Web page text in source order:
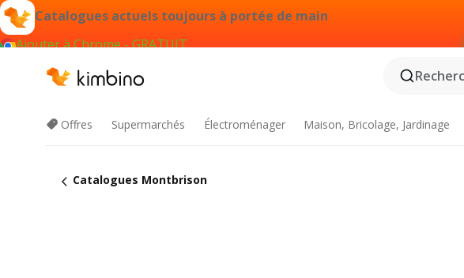
Catalogues actuels toujours à portée de main
Ajouter à Chrome - GRATUIT
Offres Supermarchés Électroménager Maison, Bricolage, Jardinage
Catalogues Montbrison